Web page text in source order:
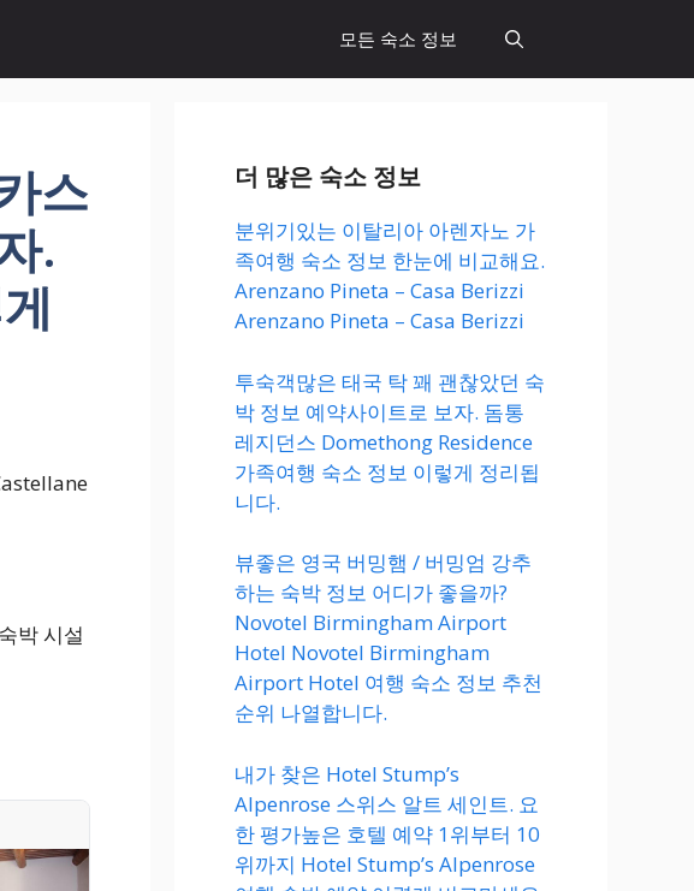
모든 숙소 정보
스
.
박 시설
더 많은 숙소 정보
분위기있는 이탈리아 아렌자노 가
족여행 숙소 정보 한눈에 비교해요.
Arenzano Pineta – Casa Berizzi
Arenzano Pineta – Casa Berizzi
투숙객많은 태국 탁 꽤 괜찮았던 숙
박 정보 예약사이트로 보자. 돔통
레지던스 Domethong Residence
가족여행 숙소 정보 이렇게 정리됩
니다.
뷰좋은 영국 버밍햄 / 버밍엄 강추
하는 숙박 정보 어디가 좋을까?
Novotel Birmingham Airport
Hotel Novotel Birmingham
Airport Hotel 여행 숙소 정보 추천
순위 나열합니다.
내가 찾은 Hotel Stump’s
Alpenrose 스위스 알트 세인트. 요
한 평가높은 호텔 예약 1위부터 10
위까지 Hotel Stump’s Alpenrose